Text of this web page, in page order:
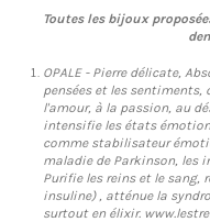
Toutes les bijoux
OPALE - Pierre délicate,
pensées et les
l'amour, à la passion, au
intensifie les états
comme stabilisateur
maladie de Parkinson, les
Purifie les reins et le sang,
insuline) , atténue la
surtout en élixir.